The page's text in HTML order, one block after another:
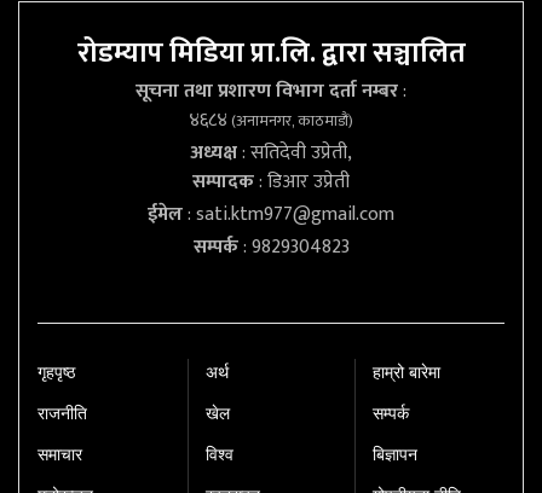
रोडम्याप मिडिया प्रा.लि. द्वारा सञ्चालित
सूचना तथा प्रशारण विभाग दर्ता नम्बर:
४६८४(अनामनगर, काठमाडौं)
अध्यक्ष: सतिदेवी उप्रेती,
सम्पादक: डिआर उप्रेती
ईमेल:sati.ktm977@gmail.com
सम्पर्क: 9829304823
गृहपृष्‍ठ
राजनीति
समाचार
अर्थ
खेल
विश्व
हाम्रो बारेमा
सम्पर्क
बिज्ञापन